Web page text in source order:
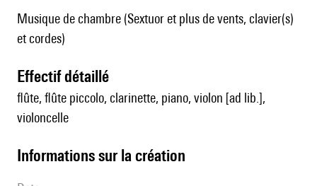
Musique de chambre (Sextuor et plus de vents, clavier(s)
et cordes)
effectif détaillé
flûte, flûte piccolo, clarinette, piano, violon [ad lib.],
violoncelle
informations sur la création